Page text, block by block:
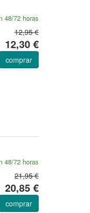
48/72 horas
12,95 €
12,30 €
comprar
48/72 horas
21,95 €
20,85 €
comprar